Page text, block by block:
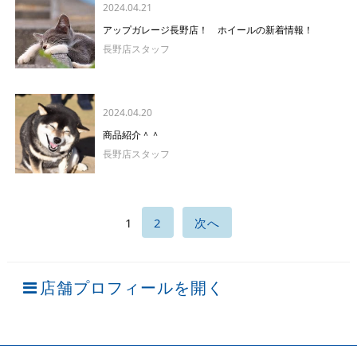
2024.04.21
アップガレージ長野店！ ホイールの新着情報！
長野店スタッフ
2024.04.20
商品紹介＾＾
長野店スタッフ
1 2 次へ
店舗プロフィールを開く